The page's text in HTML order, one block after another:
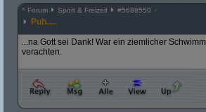
^ Forum Sport & Freizeit #5688550
Puh.....
...na Gott sei Dank! War ein ziemlicher
verachten.